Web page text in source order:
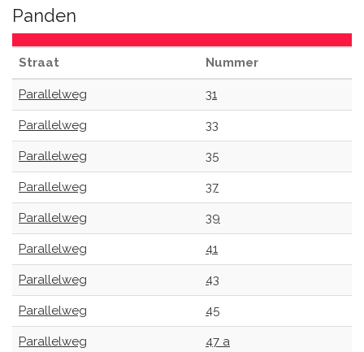
Panden
Straat Nummer
Parallelweg 31
Parallelweg 33
Parallelweg 35
Parallelweg 37
Parallelweg 39
Parallelweg 41
Parallelweg 43
Parallelweg 45
Parallelweg 47 a